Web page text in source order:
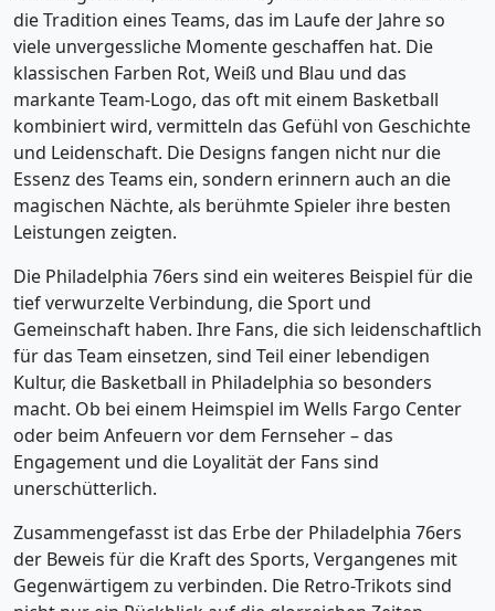
die Tradition eines Teams, das im Laufe der Jahre so
viele unvergessliche Momente geschaffen hat. Die
klassischen Farben Rot, Weiß und Blau und das
markante Team-Logo, das oft mit einem Basketball
kombiniert wird, vermitteln das Gefühl von Geschichte
und Leidenschaft. Die Designs fangen nicht nur die
Essenz des Teams ein, sondern erinnern auch an die
magischen Nächte, als berühmte Spieler ihre besten
Leistungen zeigten.
Die Philadelphia 76ers sind ein weiteres Beispiel für die
tief verwurzelte Verbindung, die Sport und
Gemeinschaft haben. Ihre Fans, die sich leidenschaftlich
für das Team einsetzen, sind Teil einer lebendigen
Kultur, die Basketball in Philadelphia so besonders
macht. Ob bei einem Heimspiel im Wells Fargo Center
oder beim Anfeuern vor dem Fernseher – das
Engagement und die Loyalität der Fans sind
unerschütterlich.
Zusammengefasst ist das Erbe der Philadelphia 76ers
der Beweis für die Kraft des Sports, Vergangenes mit
Gegenwärtigem zu verbinden. Die Retro-Trikots sind